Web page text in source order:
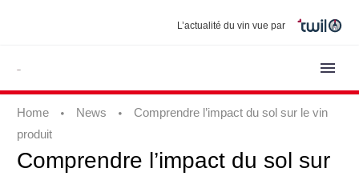
L’actualité du vin vue par
Home News
Comprendre l’impact du sol sur le vin
produit
Comprendre l’impact du sol sur